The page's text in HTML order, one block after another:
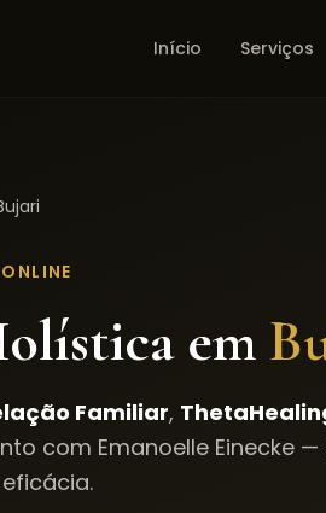
Início Serviços
em
Familiar,
com Emanoelle Einecke —